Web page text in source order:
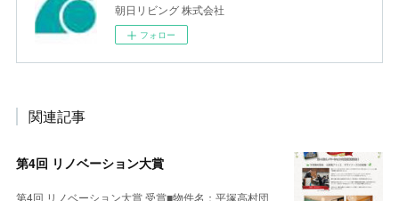
朝日リビング 株式会社
フォロー
関連記事
第4回 リノベーション大賞
第4回 リノベーション大賞 受賞■物件名：平塚高村団